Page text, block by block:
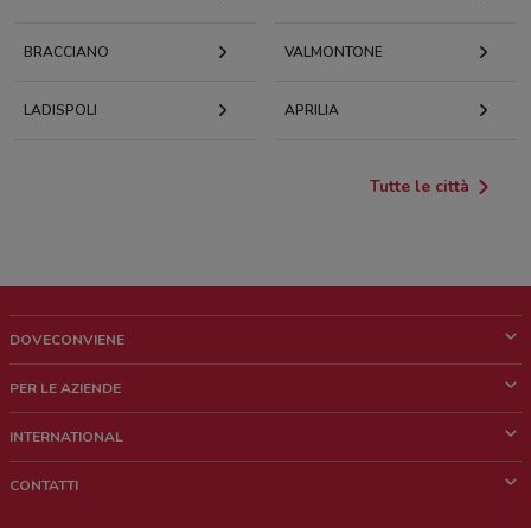
BRACCIANO VALMONTONE
LADISPOLI APRILIA
Tutte le città
DOVECONVIENE
Chi siamo
Lavora con noi
PER LE AZIENDE
Richieste commerciali e marketing
INTERNATIONAL
CONTATTI